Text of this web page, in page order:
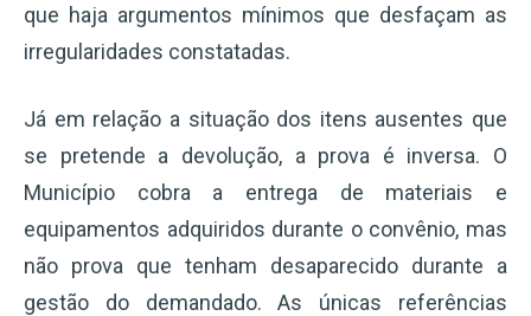
que haja argumentos mínimos que desfaçam as
irregularidades constatadas.
Já em relação a situação dos itens ausentes que
se pretende a devolução, a prova é inversa. O
Município cobra a entrega de materiais e
equipamentos adquiridos durante o convênio, mas
não prova que tenham desaparecido durante a
gestão do demandado. As únicas referências